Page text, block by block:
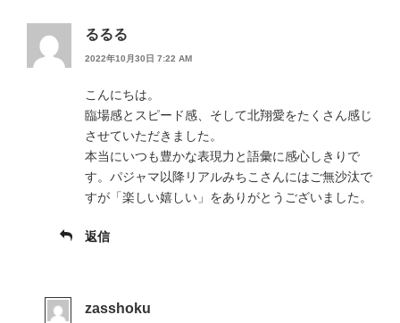
るるる
2022年10月30日 7:22 AM
こんにちは。
臨場感とスピード感、そして北翔愛をたくさん感じ
させていただきました。
本当にいつも豊かな表現力と語彙に感心しきりで
す。パジャマ以降リアルみちこさんにはご無沙汰で
すが「楽しい嬉しい」をありがとうございました。
返信
zasshoku